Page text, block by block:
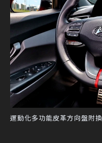
運動化多功能皮革方向盤附